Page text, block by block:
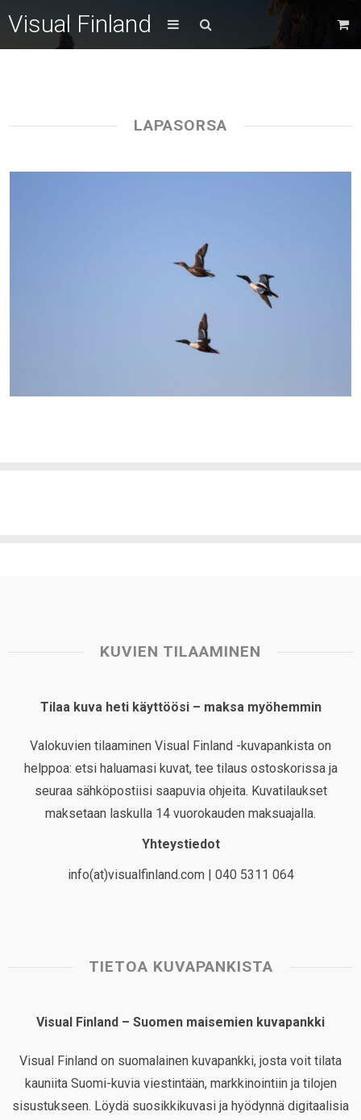
Visual Finland
LAPASORSA
KUVIEN TILAAMINEN
Tilaa kuva heti käyttöösi – maksa myöhemmin
Valokuvien tilaaminen Visual Finland -kuvapankista on
helppoa: etsi haluamasi kuvat, tee tilaus ostoskorissa ja
seuraa sähköpostiisi saapuvia ohjeita. Kuvatilaukset
maksetaan laskulla 14 vuorokauden maksuajalla.
Yhteystiedot
info(at)visualfinland.com | 040 5311 064
TIETOA KUVAPANKISTA
Visual Finland – Suomen maisemien kuvapankki
Visual Finland on suomalainen kuvapankki, josta voit tilata
kauniita Suomi-kuvia viestintään, markkinointiin ja tilojen
sisustukseen. Löydä suosikkikuvasi ja hyödynnä digitaalisia